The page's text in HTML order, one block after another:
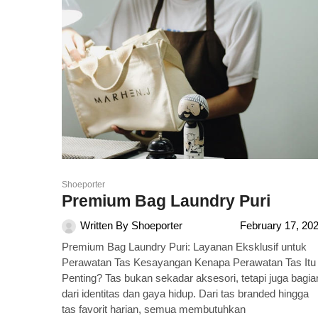
Shoeporter
Premium Bag Laundry Puri
Written By Shoeporter
February 17,
Premium Bag Laundry Puri: Layanan Eksklusif untuk
Perawatan Tas Kesayangan Kenapa Perawatan Tas Itu
Penting? Tas bukan sekadar aksesori, tetapi juga
dari identitas dan gaya hidup. Dari tas branded hingga
tas favorit harian, semua membutuhkan